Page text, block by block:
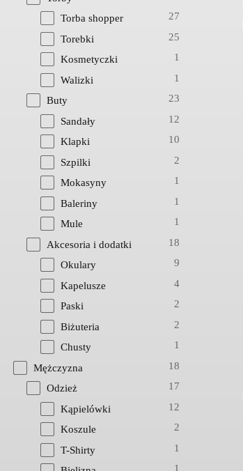
Torba shopper 27
Torebki 25
Kosmetyczki 1
Walizki 1
Buty 23
Sandały 12
Klapki 10
Szpilki 2
Mokasyny 1
Baleriny 1
Mule 1
Akcesoria i dodatki 18
Okulary 9
Kapelusze 4
Paski 2
Biżuteria 2
Chusty 1
Mężczyzna 18
Odzież 17
Kąpielówki 12
Koszule 2
T-Shirty 1
1